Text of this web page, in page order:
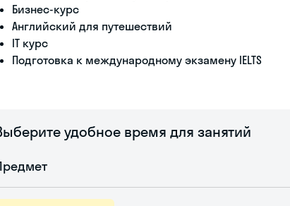
Бизнес-курс
Английский для путешествий
IT курс
Подготовка к международному экзамену IELTS
удобное время для занятий